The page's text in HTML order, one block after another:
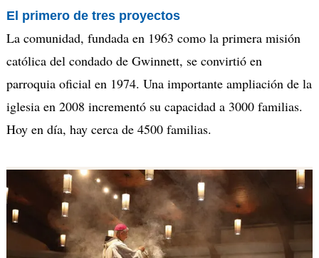
El primero de tres proyectos
La comunidad, fundada en 1963 como la primera misión
católica del condado de Gwinnett, se convirtió en
parroquia oficial en 1974. Una importante ampliación de la
iglesia en 2008 incrementó su capacidad a 3000 familias.
Hoy en día, hay cerca de 4500 familias.